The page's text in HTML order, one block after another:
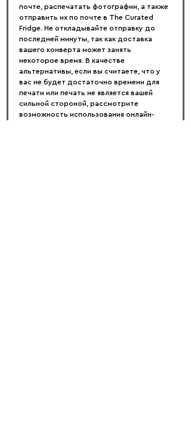
почте, распечатать фотографии, а также
отправить их по почте в The Curated
Fridge. Не откладывайте отправку до
последней минуты, так как доставка
вашего конверта может занять
некоторое время. В качестве
альтернативы, если вы считаете, что у
вас не будет достаточно времени для
печати или печать не является вашей
сильной стороной, рассмотрите
возможность использования онлайн-